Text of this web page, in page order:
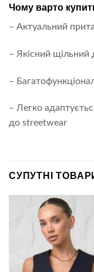
Чому варто
– Актуальний
– Якісний щільний
–
– Легко
до streetwear
СУПУТНІ